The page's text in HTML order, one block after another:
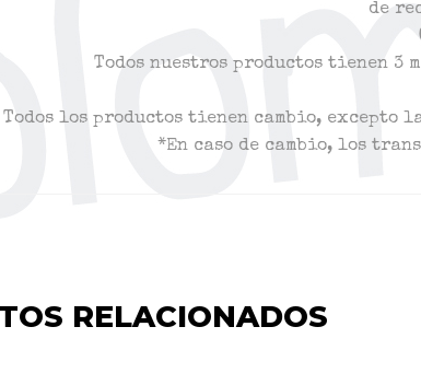
de
Todos nuestros productos tienen 3
Todos los productos tienen cambio, excepto
*En caso de cambio, los
RELACIONADOS